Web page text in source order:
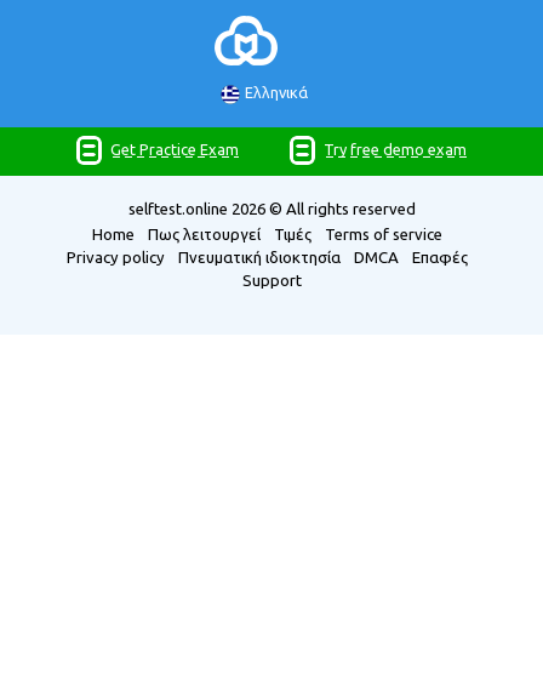
Ελληνικά
Get Practice Exam Try free demo exam
selftest.online 2026 © All rights reserved
Home
Πως λειτουργεί Τιμές
Terms of service
Privacy policy
Πνευματική ιδιοκτησία DMCA
Επαφές
Support